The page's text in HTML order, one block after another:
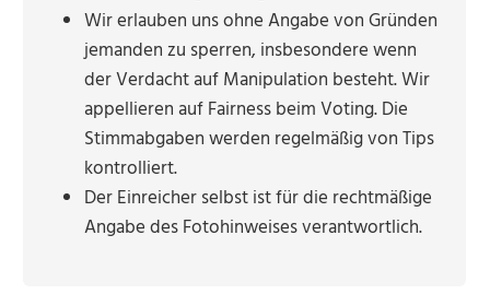
Wir erlauben uns ohne Angabe von Gründen
jemanden zu sperren, insbesondere wenn
der Verdacht auf Manipulation besteht. Wir
appellieren auf Fairness beim Voting. Die
Stimmabgaben werden regelmäßig von Tips
kontrolliert.
Der Einreicher selbst ist für die rechtmäßige
Angabe des Fotohinweises verantwortlich.